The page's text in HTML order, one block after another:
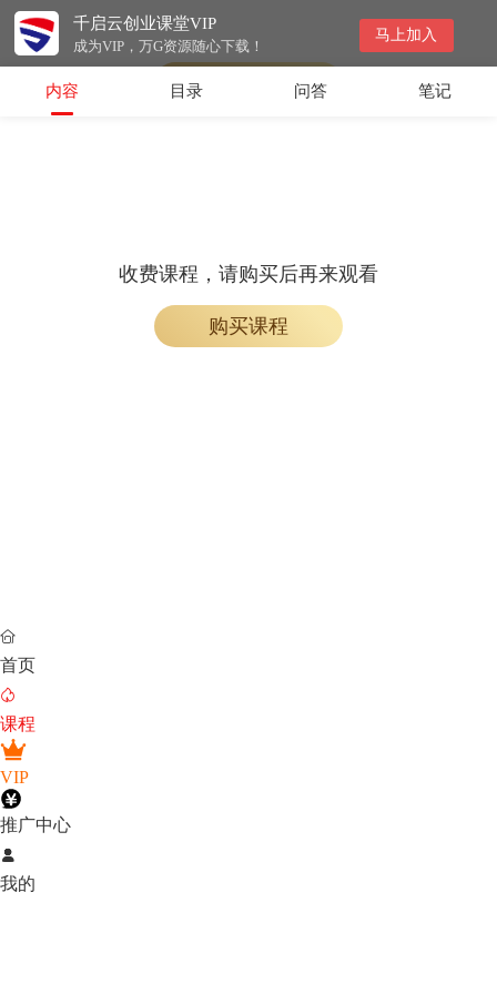
千启云创业课堂VIP
成为VIP，万G资源随心下载！
马上加入
免费课程，加入学习即可观看
内容 目录 问答 笔记
收费课程，请购买后再来观看
购买课程

首页

课程
VIP
推广中心

我的